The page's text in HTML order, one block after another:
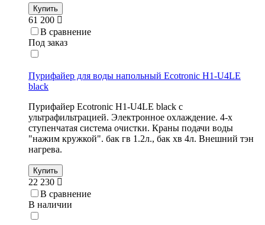
Купить
61 200
В сравнение
Под заказ
Пурифайер для воды напольный Ecotronic H1-U4LE
black
Пурифайер Ecotronic H1-U4LE black с
ультрафильтрацией. Электронное охлаждение. 4-х
ступенчатая система очистки. Краны подачи воды
"нажим кружкой". бак гв 1.2л., бак хв 4л. Внешний тэн
нагрева.
Купить
22 230
В сравнение
В наличии